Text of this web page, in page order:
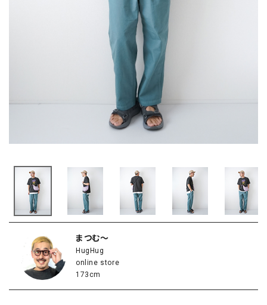
まつむ～
HugHug
online store
173cm